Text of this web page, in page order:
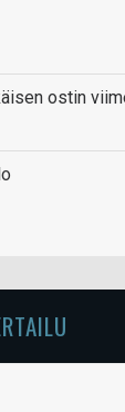
ostin